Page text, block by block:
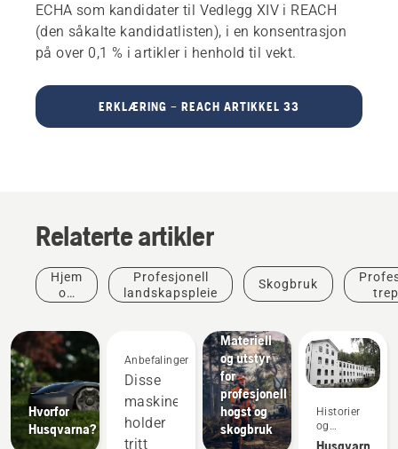
ECHA som kandidater til Vedlegg XIV i REACH
(den såkalte kandidatlisten), i en konsentrasjon
på over 0,1 % i artikler i henhold til vekt.
ERKLÆRING – REACH ARTIKKEL 33
Relaterte artikler
Hjem
og
Profesjonell
landskapspleie
Skogbruk
Hvorfor
Husqvarna?
Anbefalinger
Disse
maskinene
holder
tritt
Materiell
og utstyr
for
profesjonell
hogst og
skogbruk
Historier
og
inspirasjon
Husqvarna